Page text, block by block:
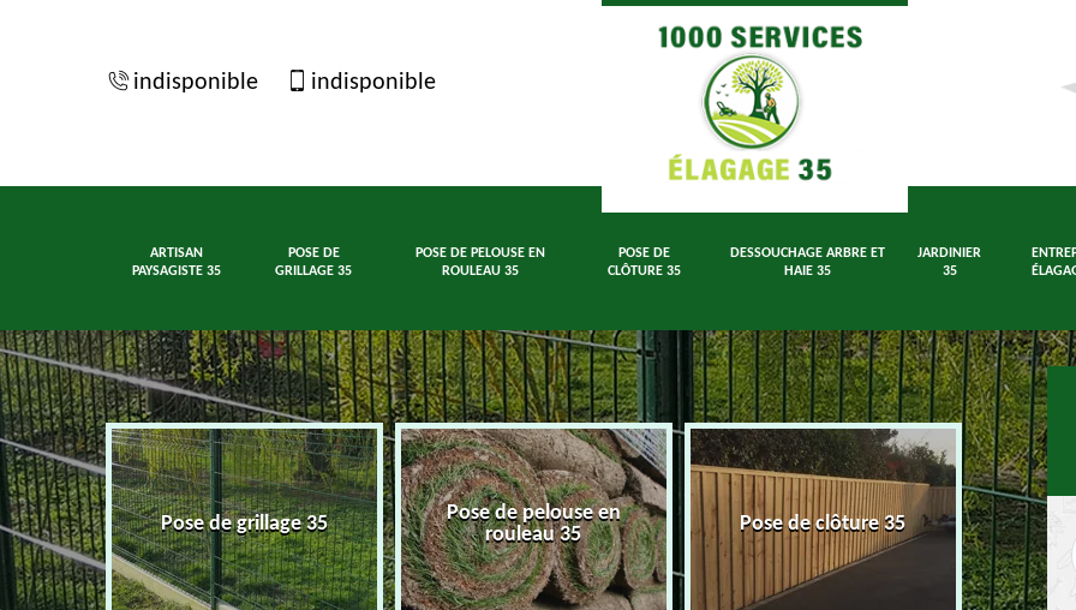
indisponible indisponible
ARTISAN
PAYSAGISTE 35
POSE DE
GRILLAGE 35
POSE DE PELOUSE EN
ROULEAU 35
POSE DE
CLÔTURE 35
DESSOUCHAGE ARBRE ET
HAIE 35
JARDINIER
35
35 Pose de grillage 35
Pose de pelouse en
rouleau 35
Pose de clôture 35